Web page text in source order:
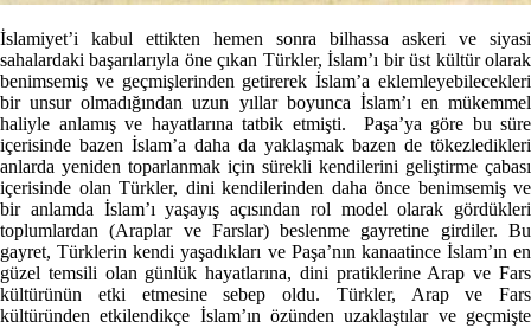
İslamiyet’i kabul ettikten hemen sonra bilhassa askeri ve siyasi
sahalardaki başarılarıyla öne çıkan Türkler, İslam’ı bir üst kültür olarak
benimsemiş ve geçmişlerinden getirerek İslam’a eklemleyebilecekleri
bir unsur olmadığından uzun yıllar boyunca İslam’ı en mükemmel
haliyle anlamış ve hayatlarına tatbik etmişti. Paşa’ya göre bu süre
içerisinde bazen İslam’a daha da yaklaşmak bazen de tökezledikleri
anlarda yeniden toparlanmak için sürekli kendilerini geliştirme çabası
içerisinde olan Türkler, dini kendilerinden daha önce benimsemiş ve
bir anlamda İslam’ı yaşayış açısından rol model olarak gördükleri
toplumlardan (Araplar ve Farslar) beslenme gayretine girdiler. Bu
gayret, Türklerin kendi yaşadıkları ve Paşa’nın kanaatince İslam’ın en
güzel temsili olan günlük hayatlarına, dini pratiklerine Arap ve Fars
kültürünün etki etmesine sebep oldu. Türkler, Arap ve Fars
kültüründen etkilendikçe İslam’ın özünden uzaklaştılar ve geçmişte